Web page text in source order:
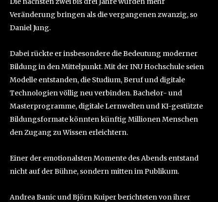
Veränderung bringen als die vergangenen zwanzig, so
Daniel Jung.
Dabei rückte er insbesondere die Bedeutung moderner
Bildung in den Mittelpunkt. Mit der INU Hochschule seien
Modelle entstanden, die Studium, Beruf und digitale
Technologien völlig neu verbinden. Bachelor- und
Masterprogramme, digitale Lernwelten und KI-gestützte
Bildungsformate könnten künftig Millionen Menschen
den Zugang zu Wissen erleichtern.
Einer der emotionalsten Momente des Abends entstand
nicht auf der Bühne, sondern mitten im Publikum.
Andrea Banic und Björn Kuiper berichteten von ihrer